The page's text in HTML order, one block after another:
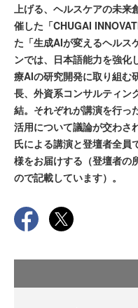
上げる、ヘルスケアの未来
催した「CHUGAI
た「生成AIが変えるヘルス
ンでは、日本語能力を強化
療AIの研究開発に取り組む
長、外資系コンサルティン
結。それぞれが講演を行っ
活用について議論が交わさ
氏による講演と登壇者全員
様をお届けする（登壇者の
ので記載しています）。